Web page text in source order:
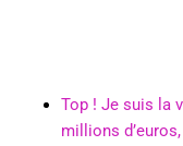
Top ! Je suis la
millions